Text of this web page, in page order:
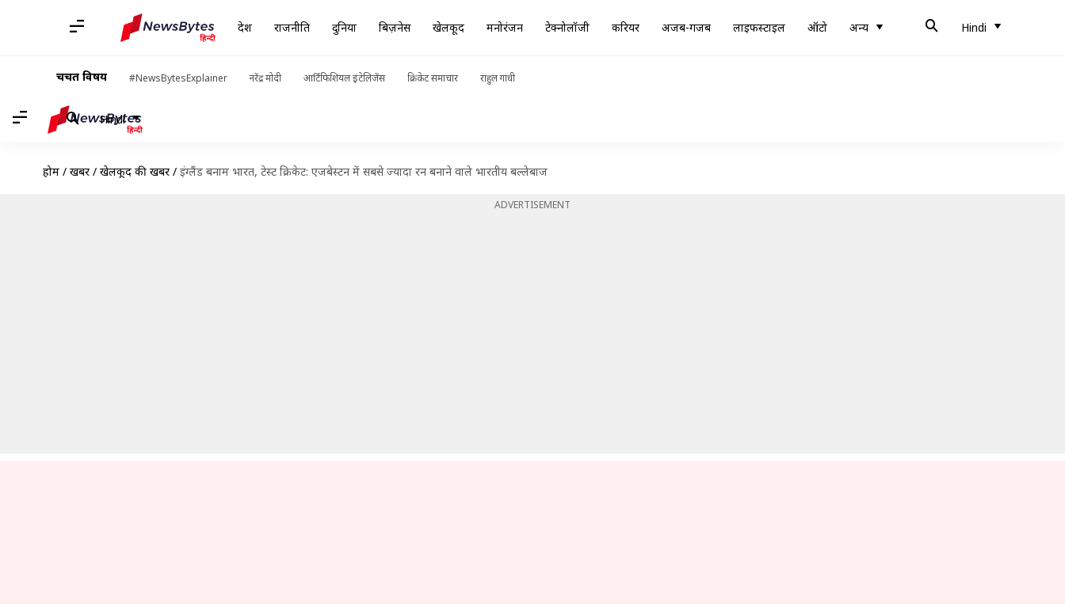
देश राजनीति दुनिया बिज़नेस खेलकूद मनोरंजन टेक्नोलॉजी करियर अजब-गजब लाइफस्टाइल ऑटो अन्य Hindi
चर्चित विषय #NewsBytesExplainer नरेंद्र मोदी आर्टिफिशियल इंटेलिजेंस क्रिकेट समाचार राहुल गांधी
Hindi
होम / खबरें / खेलकूद की खबरें / इंग्लैंड बनाम भारत, टेस्ट क्रिकेट: एजबेस्टन में सबसे ज्यादा रन बनाने वाले भारतीय बल्लेबाज
ADVERTISEMENT